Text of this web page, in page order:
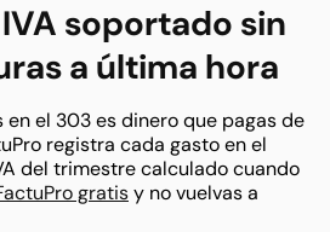
soportado sin
a última hora
en el 303 es dinero que pagas de
registra cada gasto en el
del trimestre calculado cuando
gratisy no vuelvas a